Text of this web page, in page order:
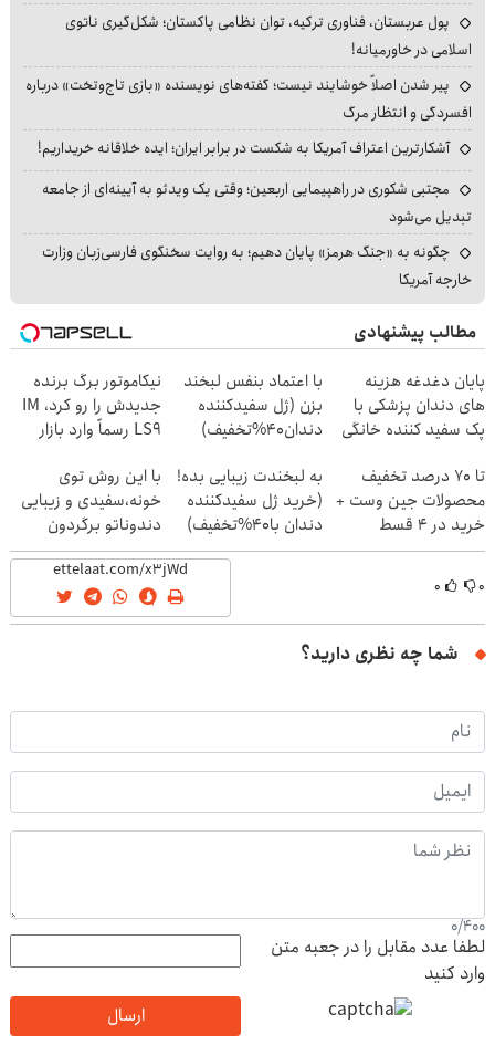
پول عربستان، فناوری ترکیه، توان نظامی پاکستان؛ شکل‌گیری ناتوی
اسلامی در خاورمیانه!
پیر شدن اصلاً خوشایند نیست؛ گفته‌های نویسنده «بازی تاج‌وتخت» درباره
افسردگی و انتظار مرگ
آشکارترین اعتراف آمریکا به شکست در برابر ایران؛ ایده خلاقانه خریداریم!
مجتبی شکوری در راهپیمایی اربعین؛ وقتی یک ویدئو به آیینه‌ای از جامعه
تبدیل می‌شود
چگونه به «جنگ هرمز» پایان دهیم؛ به روایت سخنگوی فارسی‌زبان وزارت
خارجه آمریکا
مطالب پیشنهادی
پایان دغدغه هزینه
های دندان پزشکی با
پک سفید کننده خانگی
با اعتماد بنفس لبخند
بزن (ژل سفیدکننده
دندان40%تخفیف)
نیکاموتور برگ برنده
جدیدش را رو کرد، IM
LS9 رسماً وارد بازار
تا 70 درصد تخفیف
محصولات جین وست +
خرید در 4 قسط
به لبخندت زیبایی بده!
(خرید ژل سفیدکننده
دندان با40%تخفیف)
با این روش توی
خونه،سفیدی و زیبایی
دندوناتو برگردون
(40%off)
۰ ۰
شما چه نظری دارید؟
0/400
لطفا عدد مقابل را در جعبه متن
وارد کنید
ارسال